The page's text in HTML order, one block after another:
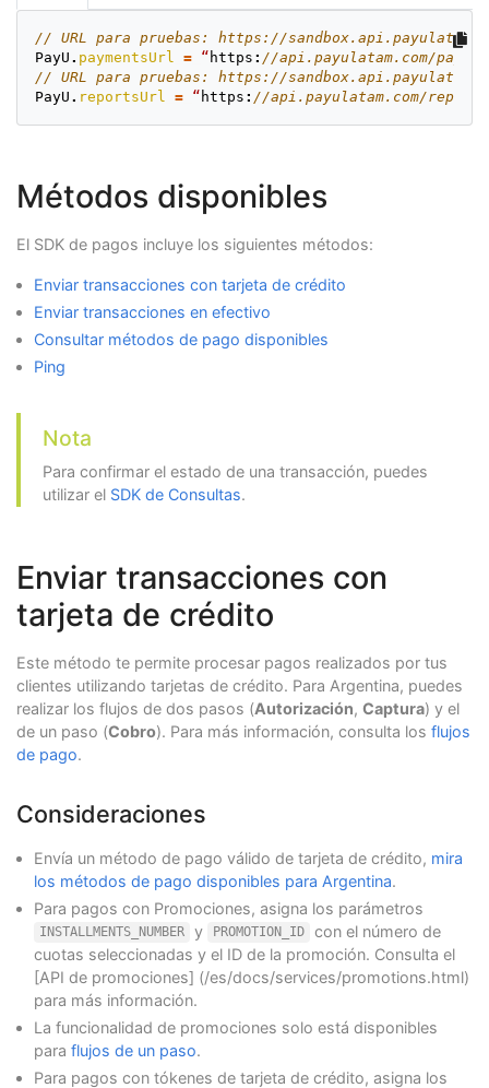
// URL para pruebas: https://
PayU . paymentsUrl = “ https : //api.payulatam.com/
// URL para pruebas: https://
PayU . reportsUrl = “ https : //api.payulatam.com/
Métodos disponibles
El SDK de pagos incluye los siguientes métodos:
Enviar transacciones con tarjeta de crédito
Enviar transacciones en efectivo
Consultar métodos de pago disponibles
Ping
Nota
Para confirmar el estado de una transacción, puedes
utilizar el SDK de Consultas.
Enviar transacciones con
tarjeta de crédito
Este método te permite procesar pagos realizados por tus
clientes utilizando tarjetas de crédito. Para Argentina, puedes
realizar los flujos de dos pasos (Autorización, Captura) y el
de un paso (Cobro). Para más información, consulta los flujos
de pago.
Consideraciones
Envía un método de pago válido de tarjeta de crédito, mira
los métodos de pago disponibles para Argentina.
Para pagos con Promociones, asigna los parámetros
INSTALLMENTS_NUMBER y PROMOTION_ID
con el número de
cuotas seleccionadas y el ID de la promoción. Consulta el
[API de promociones] (/es/docs/services/promotions.html)
para más información.
La funcionalidad de promociones solo está disponibles
para flujos de un paso.
Para pagos con tókenes de tarjeta de crédito, asigna los